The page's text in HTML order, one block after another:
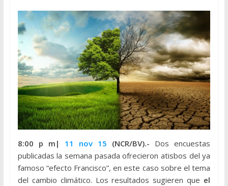
8:00 p m| 11 nov 15 (NCR/BV).- Dos encuestas
publicadas la semana pasada ofrecieron atisbos del ya
famoso “efecto Francisco”, en este caso sobre el tema
del cambio climático. Los resultados sugieren que el